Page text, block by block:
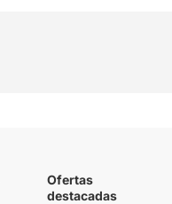
Ofertas
destacadas